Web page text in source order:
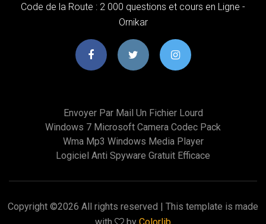
Code de la Route : 2 000 questions et cours en Ligne -
Ornikar
Envoyer Par Mail Un Fichier Lourd
Windows 7 Microsoft Camera Codec Pack
Wma Mp3 Windows Media Player
Logiciel Anti Spyware Gratuit Efficace
Copyright ©2026 All rights reserved | This template is made